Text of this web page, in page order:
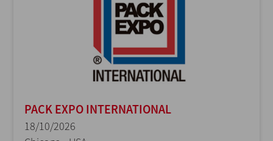
PACK EXPO INTERNATIONAL
18/10/2026